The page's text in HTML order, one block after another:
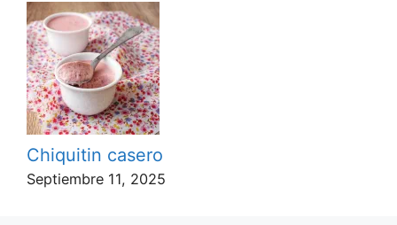
Chiquitin casero
Septiembre 11, 2025